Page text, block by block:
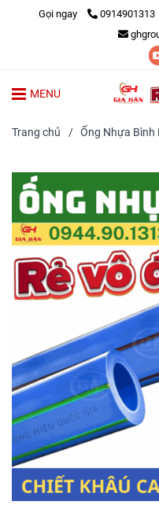
Gọi ngay 0914901313
MENU
Trang chủ / Ống Nhựa Bình